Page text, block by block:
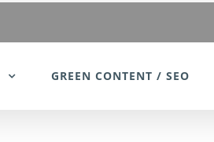
GREEN CONTENT / SEO